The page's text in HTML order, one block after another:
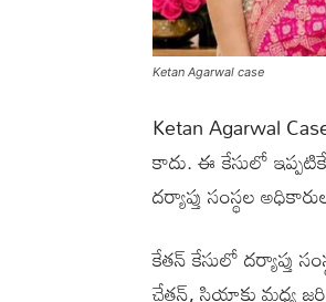
Ketan Agarwal case
Ketan Agarwal
కాదు. ఈ కేసులో
దర్యాప్తు సంస్థల
కేతన్ కేసులో దర్యాప్తు
చేతన్, సియాకు మధ్య